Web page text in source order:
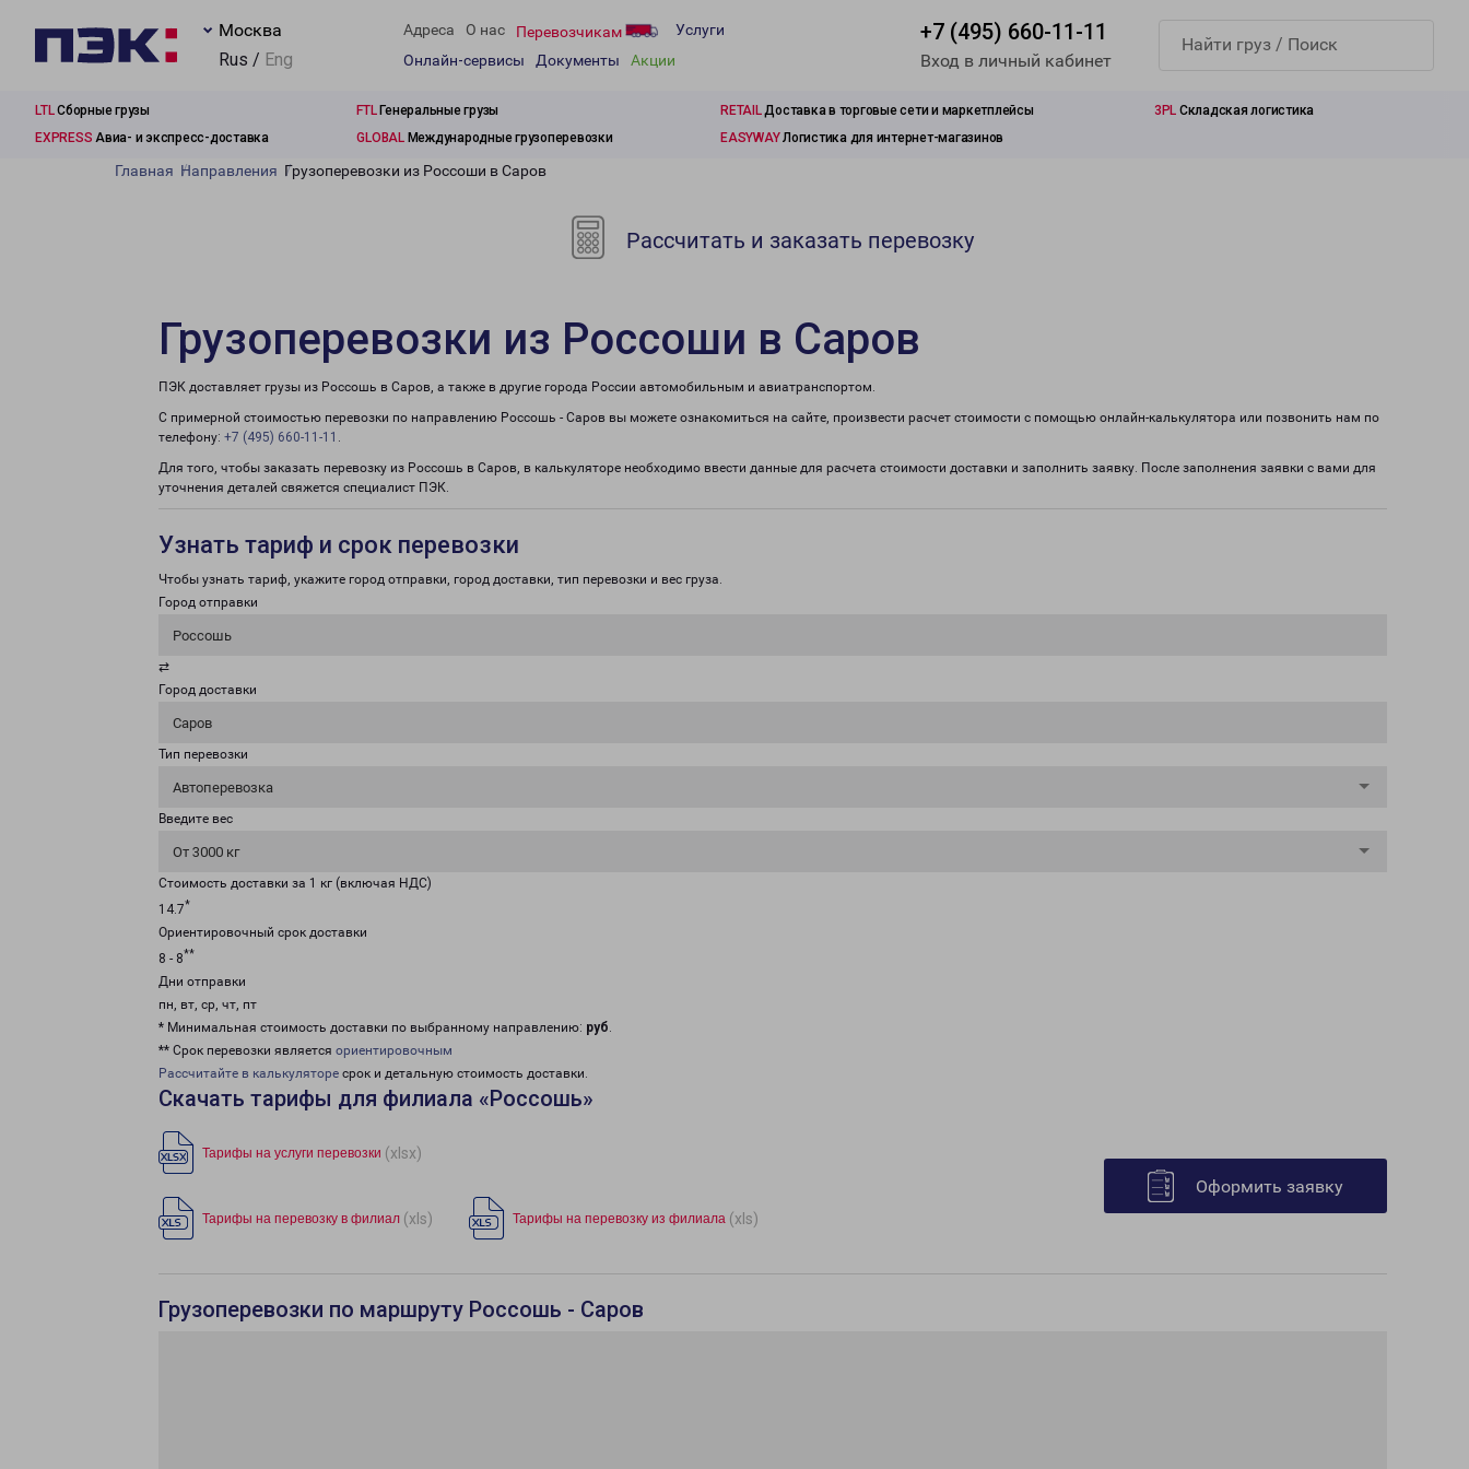
Москва
Rus / Eng
Адреса О нас Перевозчикам
Услуги
Онлайн-сервисы
Документы Акции
+7 (495) 660-11-11
Вход в личный кабинет
LTLСборные грузы FTLГенеральные грузы RETAILДоставка в торговые сети и маркетплейсы 3PL Складская логистика
EXPRESS Авиа- и экспресс-доставка GLOBALМеждународные грузоперевозки EASYWAYЛогистика для интернет-магазинов
Главная Направления Грузоперевозки из Россоши в Саров
Рассчитать и заказать перевозку
Грузоперевозки из Россоши в Саров
ПЭК доставляет грузы из Россошь в Саров, а также в другие города России автомобильным и авиатранспортом.
С примерной стоимостью перевозки по направлению Россошь - Саров вы можете ознакомиться на сайте, произвести расчет стоимости с помощью онлайн-калькулятора или позвонить нам по
телефону: +7 (495) 660-11-11 .
Для того, чтобы заказать перевозку из Россошь в Саров, в калькуляторе необходимо ввести данные для расчета стоимости доставки и заполнить заявку. После заполнения заявки с вами для
уточнения деталей свяжется специалист ПЭК.
Узнать тариф и срок перевозки
Чтобы узнать тариф, укажите город отправки, город доставки, тип перевозки и вес груза.
Город отправки
Россошь
⇄
Город доставки
Саров
Тип перевозки
Автоперевозка
Введите вес
От 3000 кг
Стоимость доставки за 1 кг (включая НДС)
14.7*
Ориентировочный срок доставки
8 - 8**
Дни отправки
пн, вт, ср, чт, пт
* Минимальная стоимость доставки по выбранному направлению: руб.
** Срок перевозки является ориентировочным
Рассчитайте в калькуляторе срок и детальную стоимость доставки.
Скачать тарифы для филиала «Россошь»
Тарифы на услуги перевозки (xlsx)
Тарифы на перевозку в филиал (xls) Тарифы на перевозку из филиала (xls)
Оформить заявку
Грузоперевозки по маршруту Россошь - Саров